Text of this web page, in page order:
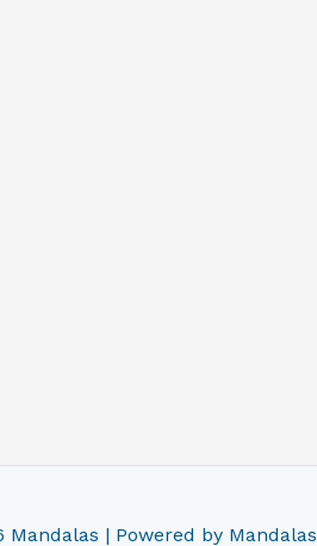
Mandalas | Powered by Mandalas